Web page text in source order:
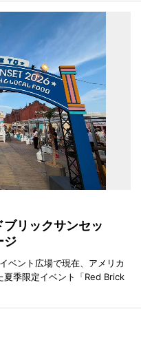
リックサンセッ
ジ
ベント広場で現在、アメリカ
夏季限定イベント「Red Brick